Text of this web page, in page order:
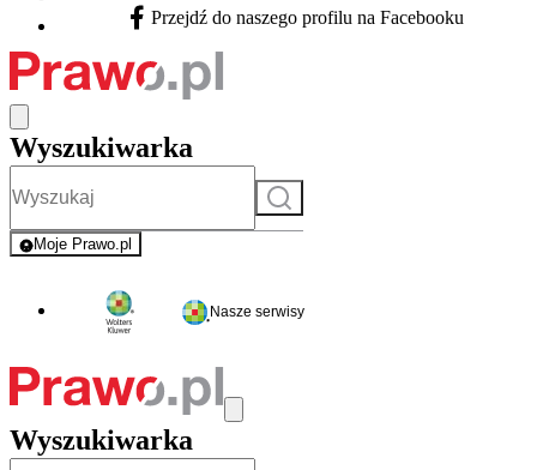
Facebook - otwiera się w nowej karcie
Przejdź do naszego profilu na Facebooku
Wyszukiwarka
Szukaj
Moje Prawo.pl
- rejestracja i logowanie do serwisu
Nasze serwisy
Wyszukiwarka